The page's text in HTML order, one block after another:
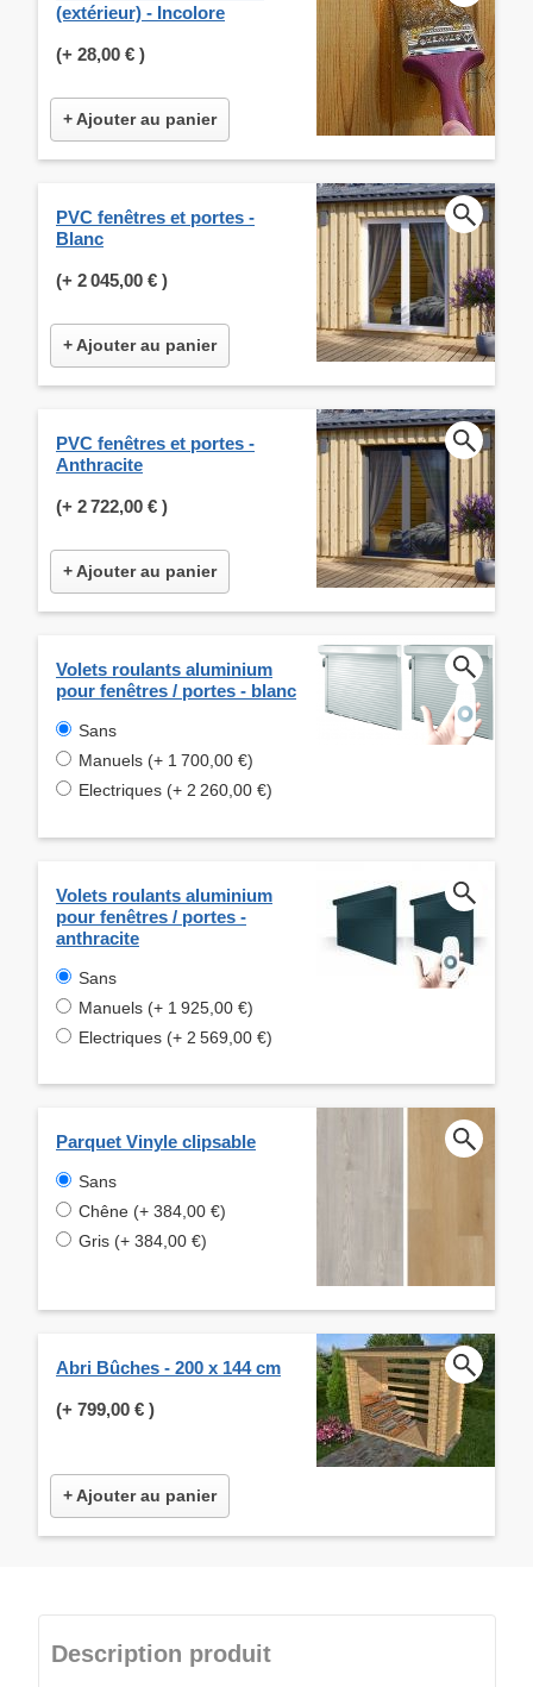
(extérieur) - Incolore
(+ 28,00 € )
+ Ajouter au panier
PVC fenêtres et portes -
Blanc
(+ 2 045,00 € )
+ Ajouter au panier
PVC fenêtres et portes -
Anthracite
(+ 2 722,00 € )
+ Ajouter au panier
Volets roulants aluminium
pour fenêtres / portes - blanc
Sans
Manuels (+ 1 700,00 €)
Electriques (+ 2 260,00 €)
Volets roulants aluminium
pour fenêtres / portes -
anthracite
Sans
Manuels (+ 1 925,00 €)
Electriques (+ 2 569,00 €)
Parquet Vinyle clipsable
Sans
Chêne (+ 384,00 €)
Gris (+ 384,00 €)
Abri Bûches - 200 x 144 cm
(+ 799,00 € )
+ Ajouter au panier
Description produit